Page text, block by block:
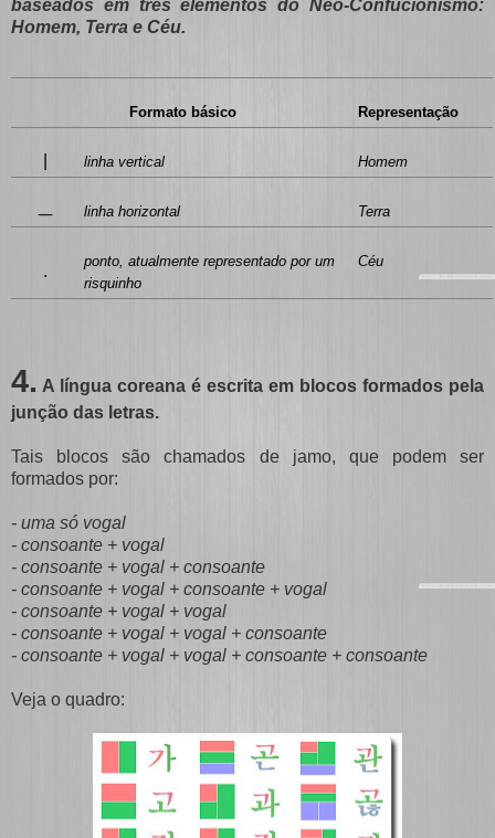
baseados em três elementos do Neo-Confucionismo:
Homem, Terra e Céu.
Formato básico Representação
linha vertical Homem
ㅡ linha horizontal Terra
.
ponto, atualmente representado por um
risquinho
Céu
4. A língua coreana é escrita em blocos formados pela
junção das letras.
Tais blocos são chamados de jamo, que podem ser
formados por:
- uma só vogal
- consoante + vogal
- consoante + vogal + consoante
- consoante + vogal + consoante + vogal
- consoante + vogal + vogal
- consoante + vogal + vogal + consoante
- consoante + vogal + vogal + consoante + consoante
Veja o quadro: